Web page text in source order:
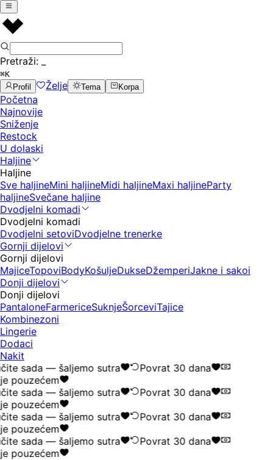
Pretraži:
⌘K
Profil
Želje Tema Korpa
Početna
Najnovije
Sniženje
Restock
U dolaski
Haljine
Haljine
Sve haljineMini haljineMidi haljineMaxi haljineParty
haljineSvečane haljine
Dvodjelni komadi
Dvodjelni komadi
Dvodjelni setoviDvodjelne trenerke
Gornji dijelovi
Gornji dijelovi
MajiceTopoviBodyKošuljeDukseDžemperiJakne i sakoi
Donji dijelovi
Donji dijelovi
PantaloneFarmericeSuknjeŠorceviTajice
Kombinezoni
Lingerie
Dodaci
Nakit
sada — šaljemo sutra
Povrat 30 dana
pouzećem
sada — šaljemo sutra
Povrat 30 dana
pouzećem
sada — šaljemo sutra
Povrat 30 dana
pouzećem
sada — šaljemo sutra
Povrat 30 dana
pouzećem